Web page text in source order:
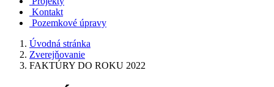
Kontakt
Pozemkové úpravy
Úvodná stránka
Zverejňovanie
FAKTÚRY DO ROKU 2022